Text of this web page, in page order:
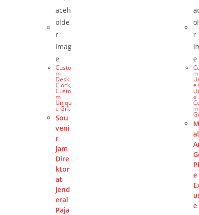
Custo
m
Desk
Clock,
Custo
m
Uniqu
e Gift
Sou
veni
r
Jam
Dire
ktor
at
Jend
eral
Paja
m
e
e
m
al
e
e